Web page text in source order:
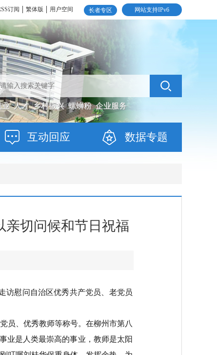
网站支持IPv6
长者专区
订阅 繁体版 用户空间
业 人才 乡村振兴 螺蛳粉 企业服务
互动回应 数据专题
亲切问候和节日祝福
访慰问自治区优秀共产党员、老党员
员、优秀教师等称号。在柳州市第八
业是人类最崇高的事业，教师是太阳